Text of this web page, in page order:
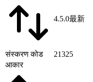
4.5.0最新
संस्करण कोड 21325
आकार